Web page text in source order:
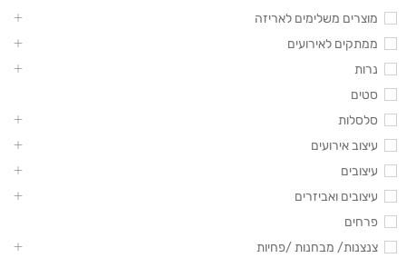
מוצרים משלימים לאריזה
ממתקים לאירועים
נרות
סטים
סלסלות
עיצוב אירועים
עיצובים
עיצובים ואביזרים
פרחים
צנצנות/ מבחנות /פחיות